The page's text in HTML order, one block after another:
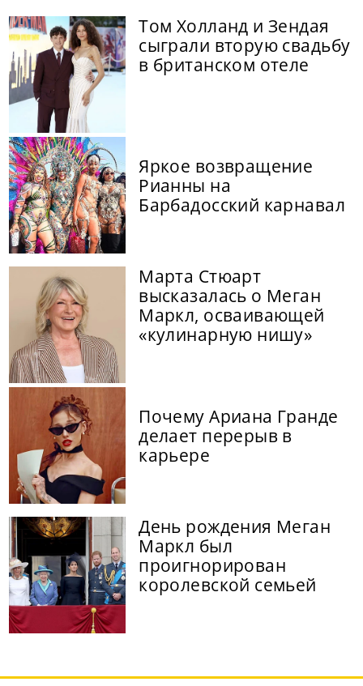
Том Холланд и Зендая
сыграли вторую свадьбу
в британском отеле
Яркое возвращение
Рианны на
Барбадосский карнавал
Марта Стюарт
высказалась о Меган
Маркл, осваивающей
«кулинарную нишу»
Почему Ариана Гранде
делает перерыв в
карьере
День рождения Меган
Маркл был
проигнорирован
королевской семьей